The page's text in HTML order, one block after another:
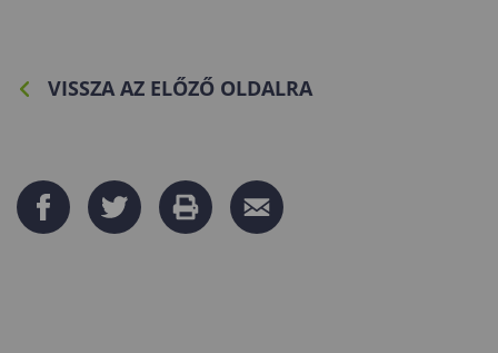
VISSZA AZ ELŐZŐ OLDALRA